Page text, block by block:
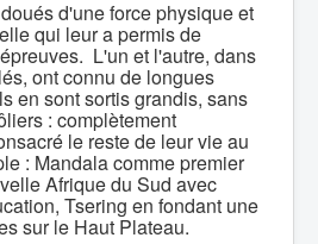
d'une force physique et
qui leur a permis de
L'un et l'autre, dans
ont connu de longues
en sont sortis grandis, sans
: complètement
le reste de leur vie au
: Mandala comme premier
Afrique du Sud avec
Tsering en fondant une
sur le Haut Plateau.